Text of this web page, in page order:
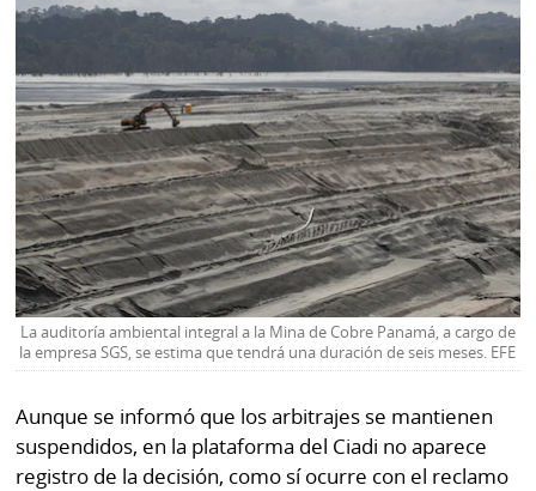
La auditoría ambiental integral a la Mina de Cobre Panamá, a cargo de
la empresa SGS, se estima que tendrá una duración de seis meses. EFE
Aunque se informó que los arbitrajes se mantienen
suspendidos, en la plataforma del Ciadi no aparece
registro de la decisión, como sí ocurre con el reclamo